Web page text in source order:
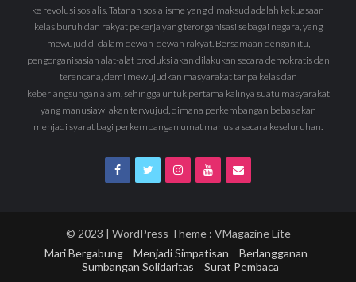
ke revolusi sosialis. Tatanan sosialisme yang dimaksud adalah kekuasaan
kelas buruh dan rakyat pekerja yang terorganisasi sebagai negara, yang
mewujud di dalam dewan-dewan rakyat. Bersamaan dengan itu,
pengorganisasian alat-alat produksi akan dilakukan secara demokratis dan
terencana, demi mewujudkan masyarakat tanpa kelas dan
keberlangsungan alam, sehingga untuk pertama kalinya suatu masyarakat
yang manusiawi akan terwujud, dimana perkembangan bebas akan
menjadi syarat bagi perkembangan umat manusia secara keseluruhan.
© 2023 | WordPress Theme : VMagazine Lite
Mari Bergabung
Menjadi Simpatisan
Berlangganan
Sumbangan Solidaritas
Surat Pembaca